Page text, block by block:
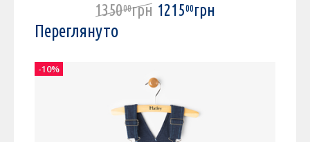
135000грн 121500грн
Переглянуто
-10%